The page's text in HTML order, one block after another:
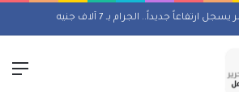
جديداً.. الجرام بـ 7 آلاف جنيه